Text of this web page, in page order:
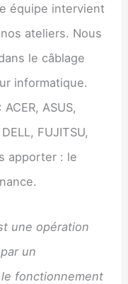
équipe intervient
ateliers. Nous
le câblage
informatique.
ASUS,
FUJITSU,
apporter : le
une opération
un
fonctionnement